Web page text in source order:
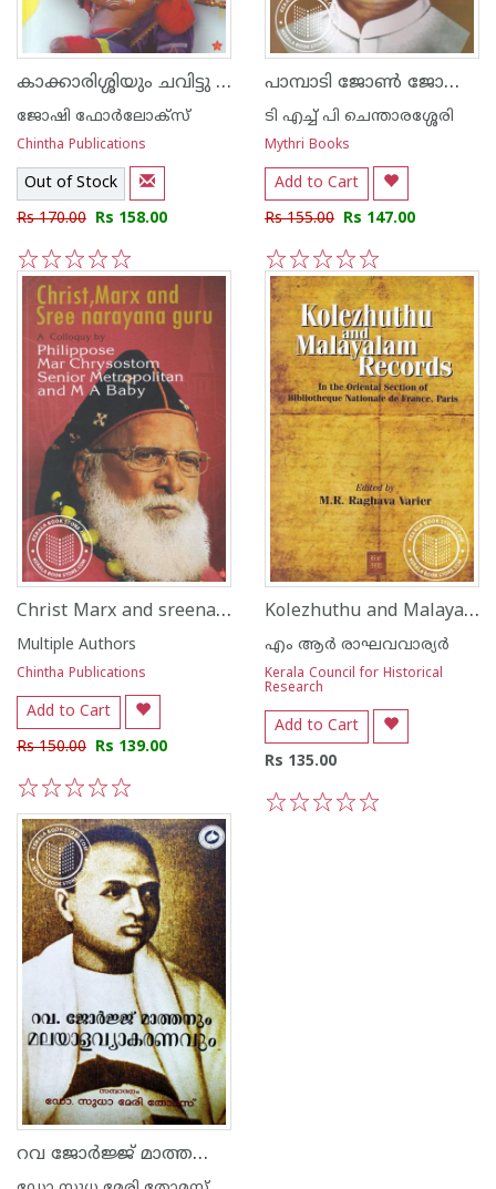
കാക്കാരിശ്ശിയും ചവിട്ടു നാടകവും
ജോഷി ഫോര്‍ലോക്സ്
Chintha Publications
Out of Stock
Rs 170.00 Rs 158.00
5
4
3
2
1
പാമ്പാടി ജോണ്‍ ജോസഫ്
ടി എച്ച് പി ചെന്താരശ്ശേരി
Mythri Books
Add to Cart
Rs 155.00 Rs 147.00
5
4
3
2
1
Christ Marx and sreenarayana Guru A Colloquy By Philippose Mar Chrysostom Senior Metropolitan and M A Baby
Multiple Authors
Chintha Publications
Add to Cart
Rs 150.00 Rs 139.00
5
4
3
2
1
Kolezhuthu and Malayalam Records
എം ആര്‍ രാഘവവാര്യര്‍
Kerala Council for Historical
Research
Add to Cart
Rs 135.00
റവ ജോര്‍ജ്ജ് മാത്തനും മലയാള വ്യാകരണവും